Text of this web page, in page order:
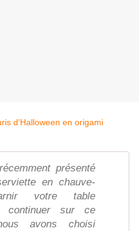
présenté
en chauve-
votre table
continuer sur ce
avons choisi